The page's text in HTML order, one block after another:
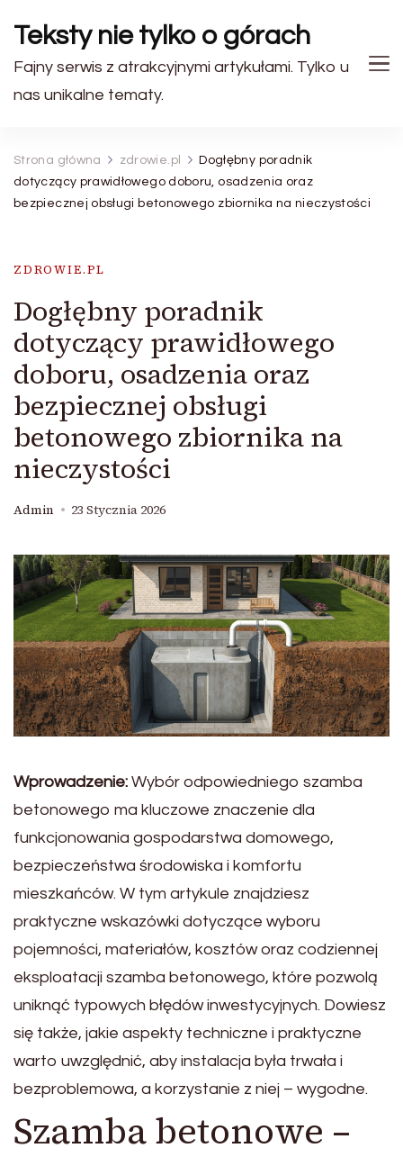
Teksty nie tylko o górach
Fajny serwis z atrakcyjnymi artykułami. Tylko u
nas unikalne tematy.
Strona główna zdrowie.pl
Dogłębny poradnik
dotyczący prawidłowego doboru, osadzenia oraz
bezpiecznej obsługi betonowego zbiornika na nieczystości
ZDROWIE.PL
Dogłębny poradnik
dotyczący prawidłowego
doboru, osadzenia oraz
bezpiecznej obsługi
betonowego zbiornika na
nieczystości
Admin 23 Stycznia 2026
Wprowadzenie: Wybór odpowiedniego szamba
betonowego ma kluczowe znaczenie dla
funkcjonowania gospodarstwa domowego,
bezpieczeństwa środowiska i komfortu
mieszkańców. W tym artykule znajdziesz
praktyczne wskazówki dotyczące wyboru
pojemności, materiałów, kosztów oraz codziennej
eksploatacji szamba betonowego, które pozwolą
uniknąć typowych błędów inwestycyjnych. Dowiesz
się także, jakie aspekty techniczne i praktyczne
warto uwzględnić, aby instalacja była trwała i
bezproblemowa, a korzystanie z niej – wygodne.
Szamba betonowe –